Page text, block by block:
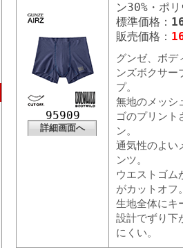
95909
詳細画面へ
ン30%・ポ
標準価格：
販売価格：
グンゼ、ボデ
ンズボクサー
プ。
無地のメッシ
ゴのプリント
ン。
通気性のよい
ンツ。
ウエストゴム
がカットオフ。
生地全体にキ
設計でずり下
にくい。